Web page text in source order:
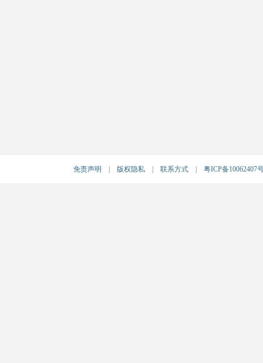
免责声明 版权隐私 联系方式 粤ICP备10062407